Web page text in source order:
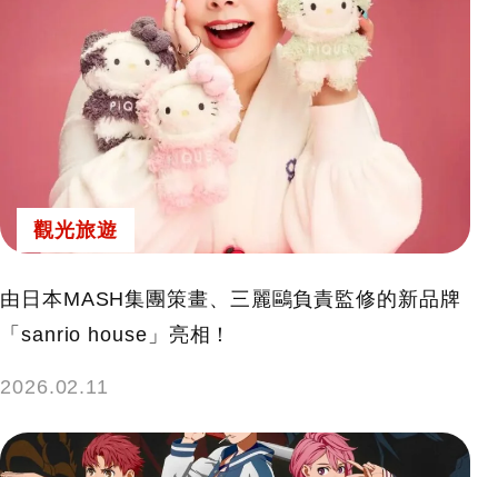
觀光旅遊
由日本MASH集團策畫、三麗鷗負責監修的新品牌
「sanrio house」亮相！
2026.02.11